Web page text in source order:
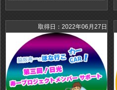
取得日：2022年06月27日